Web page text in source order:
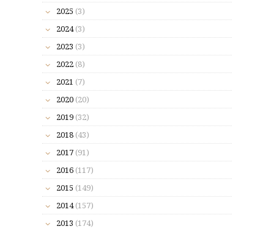
2025 (3)
2024(3)
2023 (3)
2022 (8)
2021 (7)
2020 (20)
2019 (32)
2018 (43)
2017 (91)
2016 (117)
2015 (149)
2014(157)
2013 (174)